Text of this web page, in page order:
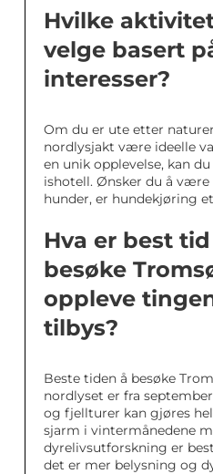
Hvilke
velge basert
interesser?
Om du er ute etter
nordlysjakt være ideelle
en unik opplevelse, kan
ishotell. Ønsker du å
hunder, er hundekjøring
Hva er best
besøke
oppleve
tilbys?
Beste tiden å besøke
nordlyset er fra
og fjellturer kan gjøres
sjarm i vintermånedene
dyrelivsutforskning er
det er mer belysning og